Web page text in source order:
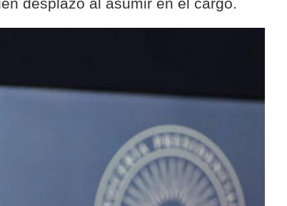
desplazó al asumir en el cargo.